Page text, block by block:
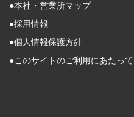
●本社・営業所マップ
●採用情報
●個人情報保護方針
●このサイトのご利用にあたって